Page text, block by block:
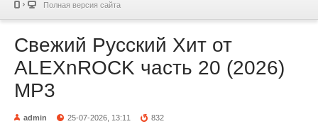
Полная версия сайта
Свежий Русский Хит от
ALEXnROCK часть 20 (2026)
MP3
admin 25-07-2026, 13:11 832